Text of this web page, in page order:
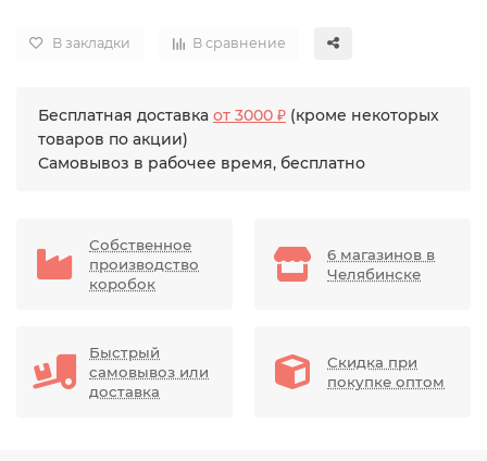
В закладки В сравнение
Бесплатная доставка от 3000 ₽ (кроме некоторых
товаров по акции)
Самовывоз в рабочее время, бесплатно
Собственное
производство
коробок
6 магазинов в
Челябинске
Быстрый
самовывоз или
доставка
Скидка при
покупке оптом